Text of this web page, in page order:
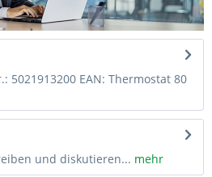
5021913200 EAN: Thermostat 80
und diskutieren... mehr